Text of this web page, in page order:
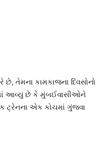
તેમના કામકાજના દિવસોનો
આવ્યું છે કે મુંબઈવાસીઓને
ટ્રેનના એક કોચમાં ગુંજવા